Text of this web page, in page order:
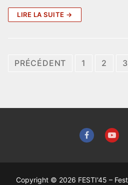
LIRE LA SUITE →
PRÉCÉDENT 1 2 3
Copyright © 2026 FESTI'45 –